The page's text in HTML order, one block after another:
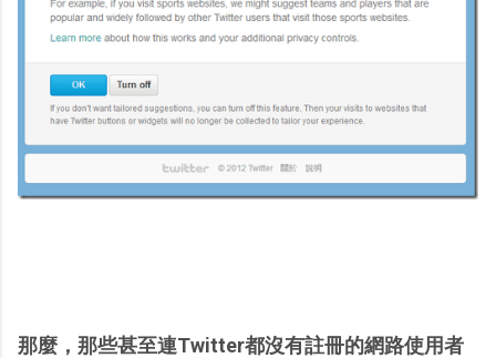
那麼，那些甚至連Twitter都沒有註冊的網路使用者